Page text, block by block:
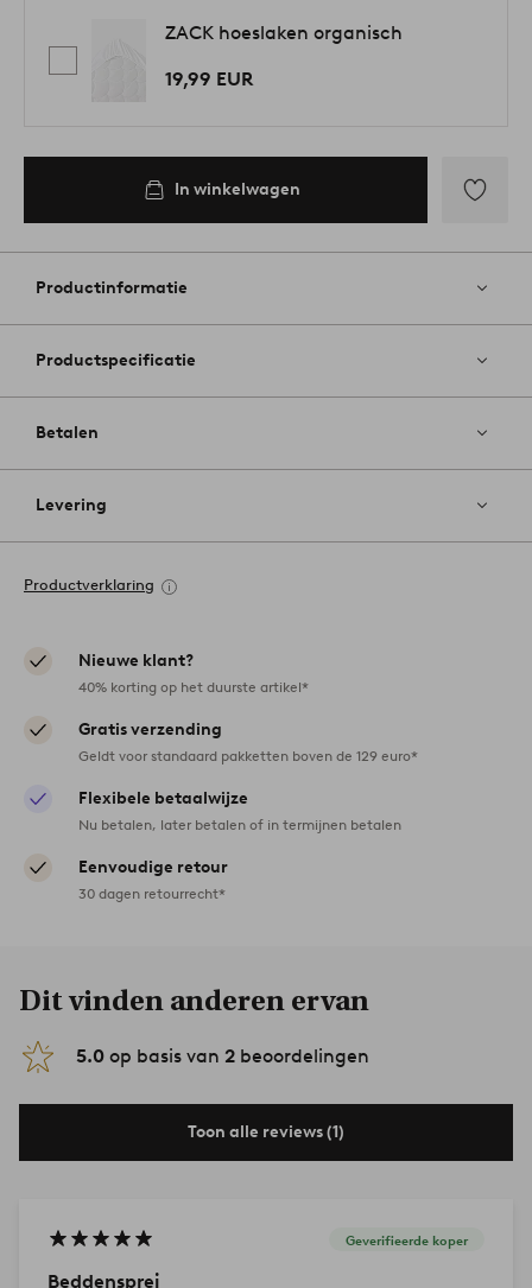
ZACK hoeslaken organisch
19,99 EUR
In winkelwagen
aan
Productinformatie
Productspecificatie
Betalen
Levering
Productverklaring
Nieuwe klant?
40% korting op het duurste artikel*
Gratis verzending
Geldt voor standaard pakketten boven de 129 euro*
Flexibele betaalwijze
Nu betalen, later betalen of in termijnen betalen
Eenvoudige retour
30 dagen retourrecht*
Dit vinden anderen ervan
5.0 op basis van 2 beoordelingen
Toon alle reviews (1)
Geverifieerde koper
Beddensprei